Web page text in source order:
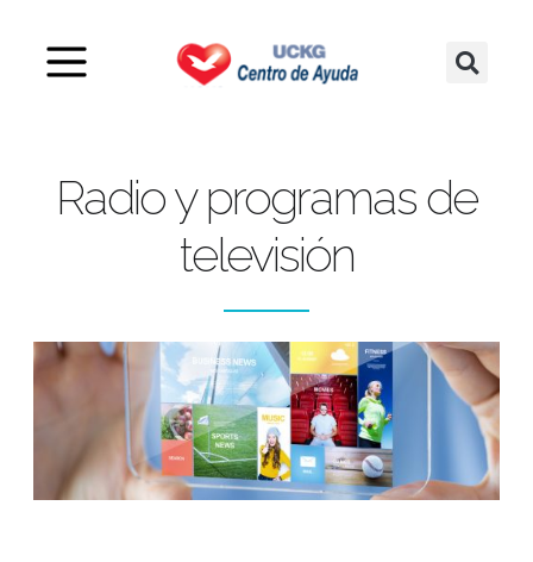
Radio y programas de
televisión